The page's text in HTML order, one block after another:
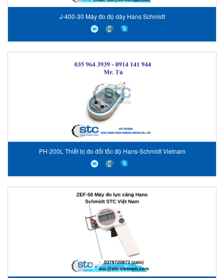
J-400-30 Máy đo độ dày Hans Schmidt
PH-200L Thiết bị đo đổi tốc độ Hans-Schmidt Vietnam